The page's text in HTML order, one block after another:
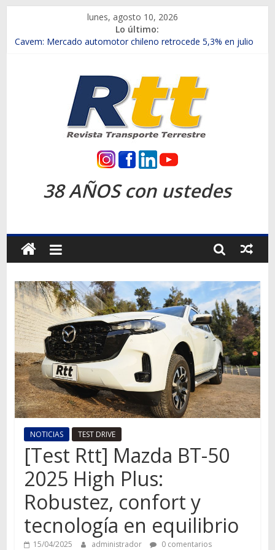
contenido
lunes, agosto 10, 2026
Lo último:
Chile es el primer mercado internacional en lanzar la nueva
Salfa suma vehículos electrificados de Chevrolet en el Biobío
Samex amplía su red con nuevas sucursales en Rancagua y
SINOTRUK Pick-ups presentó la recién estrenada Bolden en
la Expo Compras Públicas 2026
Revista
Transporte
Terrestre
Autos,
camiones,
motos,
información
del
mundo
del
transporte
38 AÑOS con ustedes
NOTICIAS TEST DRIVE
[Test Rtt] Mazda BT-50
2025 High Plus:
Robustez, confort y
tecnología en equilibrio
15/04/2025 administrador 0 comentarios